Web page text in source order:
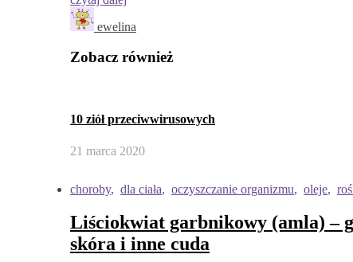
ewelina
Zobacz również
10 ziół przeciwwirusowych
21 marca 2020
choroby, dla ciała, oczyszczanie organizmu, oleje,
Liściokwiat garbnikowy (amla) –
skóra i inne cuda